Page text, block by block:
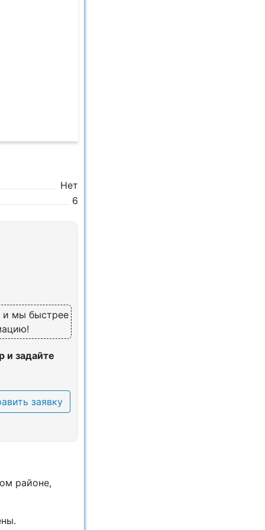
Нет
6
и мы быстрее
и задайте
заявку
райoнe,